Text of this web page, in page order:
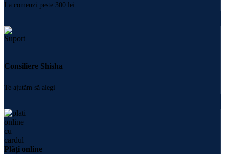
La comenzi peste 300 lei
Consiliere Shisha
Te ajutăm să alegi
Plăți online